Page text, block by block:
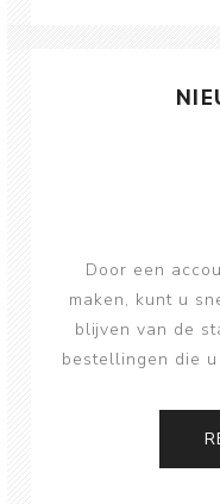
Door een
maken, kunt u
blijven van de
bestellingen die